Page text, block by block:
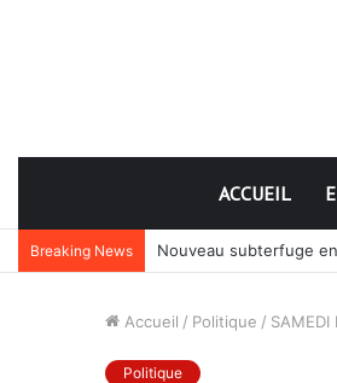
ACCUEIL
Breaking News Nouveau subterfuge
Accueil / Politique / SAMEDI
Politique